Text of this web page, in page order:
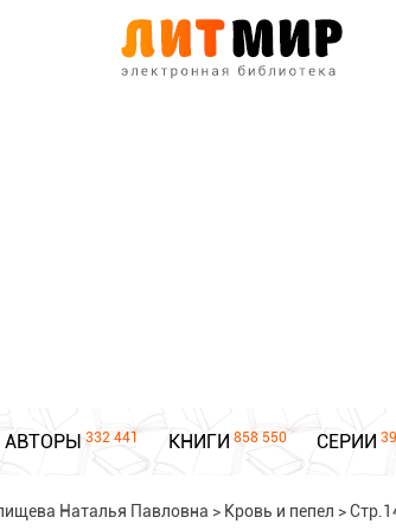
АВТОРЫ 332 441 КНИГИ 858 550 СЕРИИ
Наталья Павловна > Кровь и пепел >